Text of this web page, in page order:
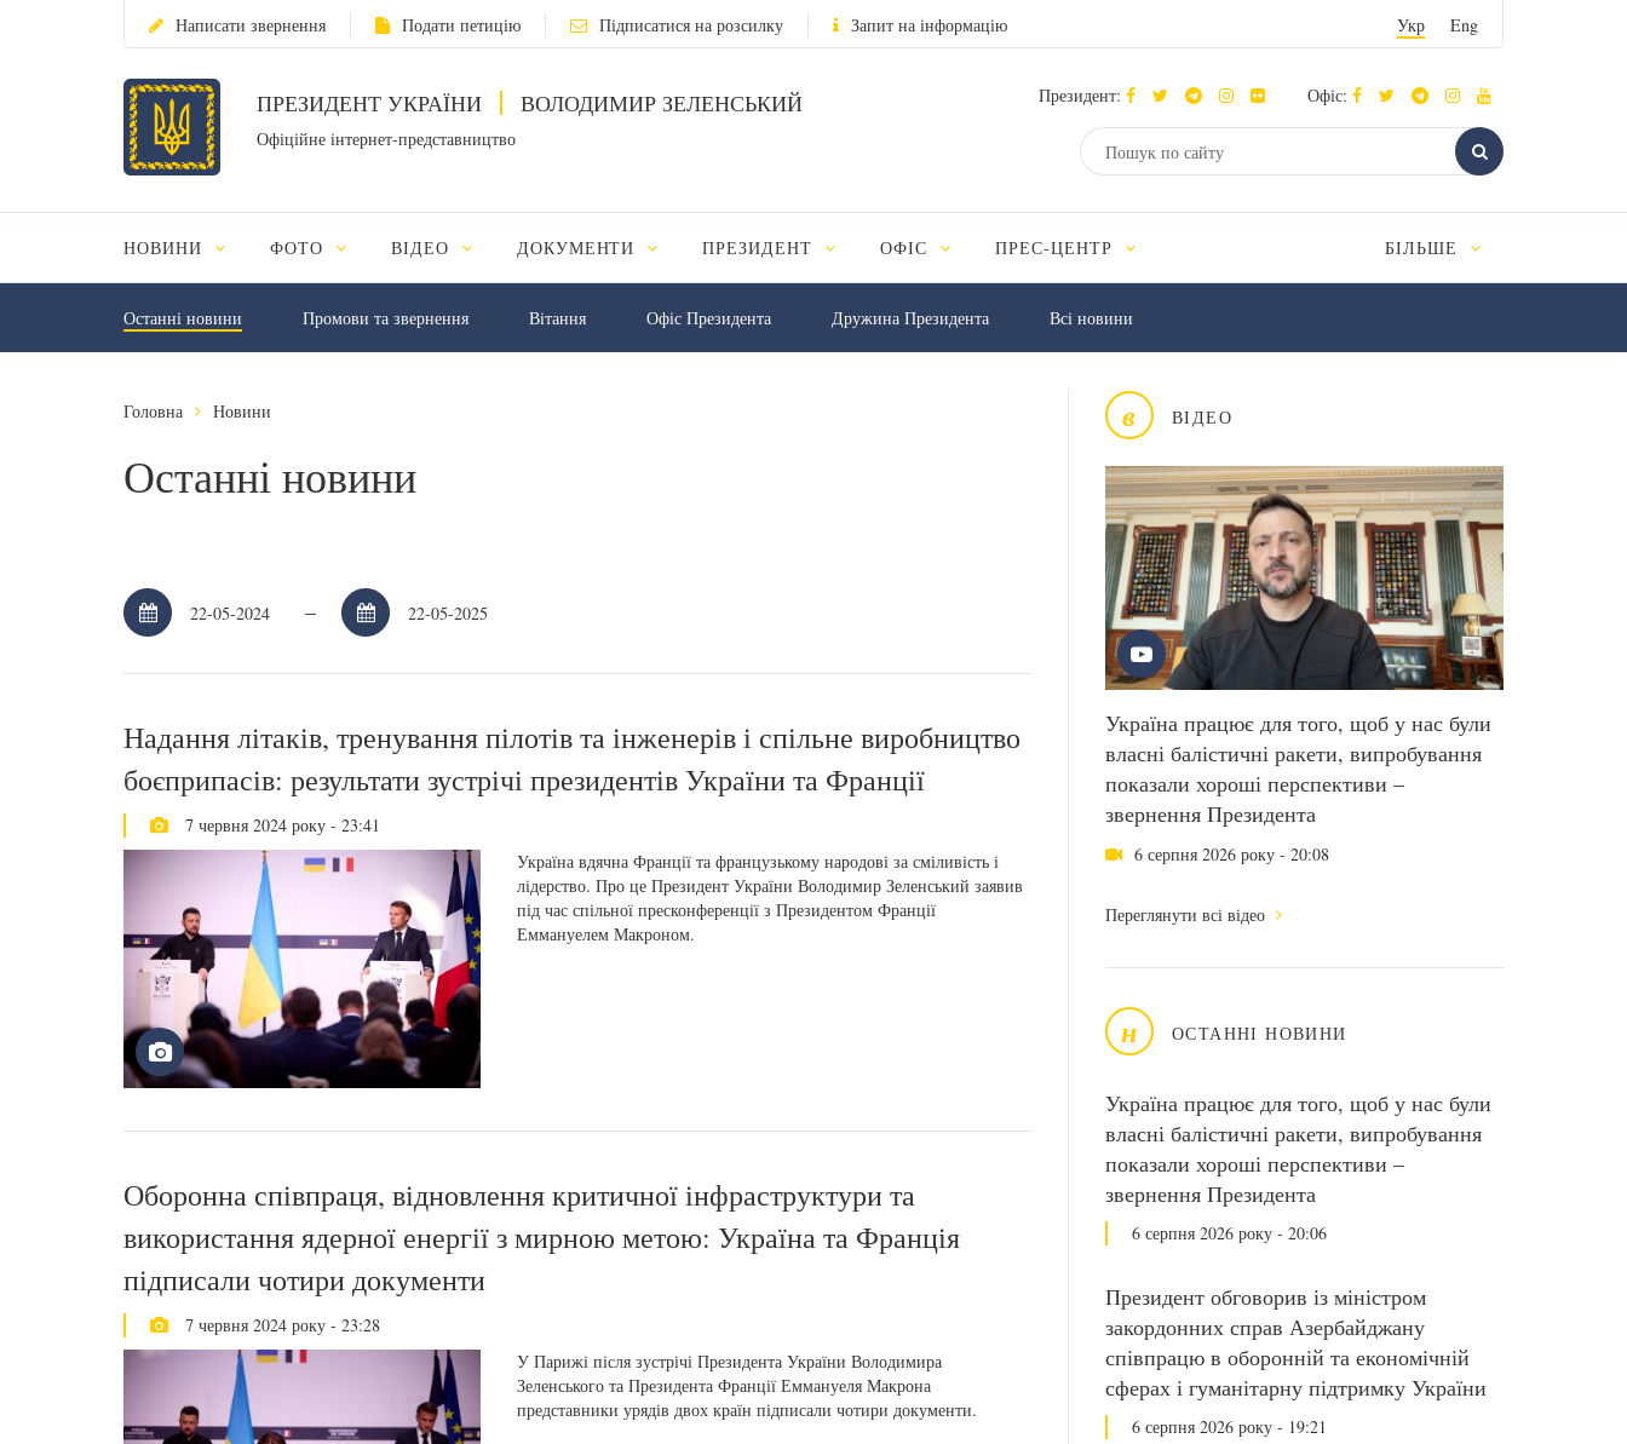
Написати звернення Подати петицію Підписатися на розсилку Запит на інформацію Укр Eng
ПРЕЗИДЕНТ УКРАЇНИ ВОЛОДИМИР ЗЕЛЕНСЬКИЙ
Офіційне інтернет-представництво
Президент: Офіс:
НОВИНИ ФОТО ВІДЕО ДОКУМЕНТИ ПРЕЗИДЕНТ ОФІС ПРЕС-ЦЕНТР БІЛЬШЕ
Останні новини Промови та звернення Вiтання Офіс Президента Дружина Президента Всі новини
в ВІДЕО
Україна працює для того, щоб у нас були
власні балістичні ракети, випробування
показали хороші перспективи –
звернення Президента
6 серпня 2026 року - 20:08
Переглянути всі відео
н ОСТАННІ НОВИНИ
Україна працює для того, щоб у нас були
власні балістичні ракети, випробування
показали хороші перспективи –
звернення Президента
6 серпня 2026 року - 20:06
Президент обговорив із міністром
закордонних справ Азербайджану
співпрацю в оборонній та економічній
сферах і гуманітарну підтримку України
6 серпня 2026 року - 19:21
Головна Новини
Останні новини
–
Надання літаків, тренування пілотів та інженерів і спільне виробництво
боєприпасів: результати зустрічі президентів України та Франції
7 червня 2024 року - 23:41
Україна вдячна Франції та французькому народові за сміливість і
лідерство. Про це Президент України Володимир Зеленський заявив
під час спільної пресконференції з Президентом Франції
Еммануелем Макроном.
Оборонна співпраця, відновлення критичної інфраструктури та
використання ядерної енергії з мирною метою: Україна та Франція
підписали чотири документи
7 червня 2024 року - 23:28
У Парижі після зустрічі Президента України Володимира
Зеленського та Президента Франції Еммануеля Макрона
представники урядів двох країн підписали чотири документи.